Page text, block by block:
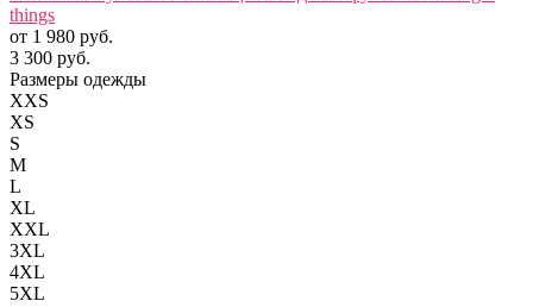
things
от 1 980 руб.
3 300 руб.
Размеры одежды
XXS
XS
S
M
L
XL
XXL
3XL
4XL
5XL